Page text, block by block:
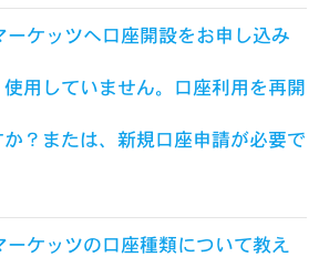
ケッツへ口座開設をお申し込み
用していません。口座利用を再開
？または、新規口座申請が必要で
ケッツの口座種類について教え